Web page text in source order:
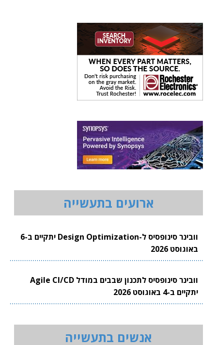
ארועים בתעשייה
וובינר סינופסיס ל-Design Optimization יתקיים ב-6
באוגוסט 2026
וובינר סינופסיס לתכנון שבבים במודל Agile CI/CD
יתקיים ב-4 באוגוסט 2026
אנשים בתעשייה